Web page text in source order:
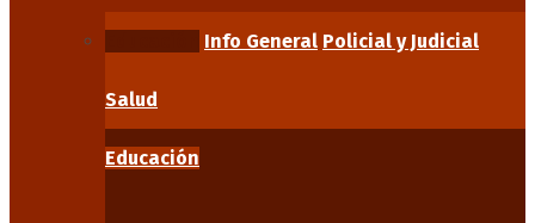
Info General Policial y Judicial
Salud
Educación